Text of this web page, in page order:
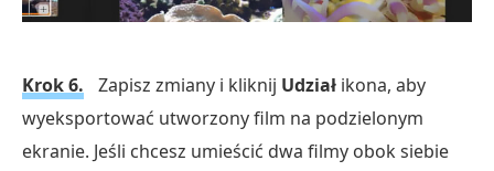
Krok 6. Zapisz zmiany i kliknij Udział ikona, aby
wyeksportować utworzony film na podzielonym
ekranie. Jeśli chcesz umieścić dwa filmy obok siebie